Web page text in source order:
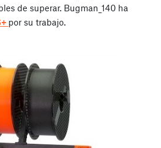
de superar. Bugman_140 ha
por su trabajo.